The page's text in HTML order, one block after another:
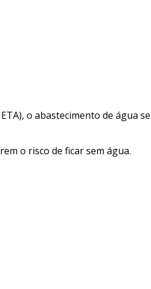
o abastecimento de água
o risco de ficar sem água.